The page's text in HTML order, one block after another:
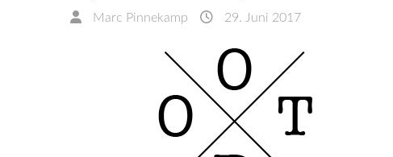
Marc Pinnekamp 29. Juni 2017